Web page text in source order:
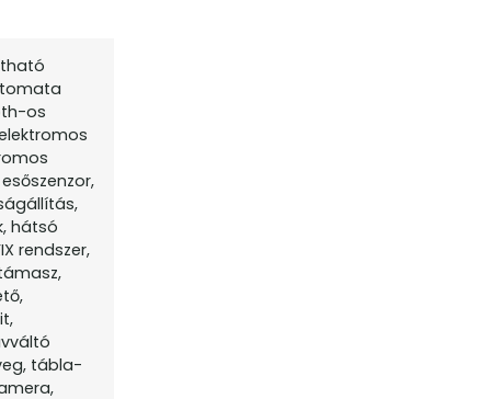
os
hátsó
rendszer,
tábla-